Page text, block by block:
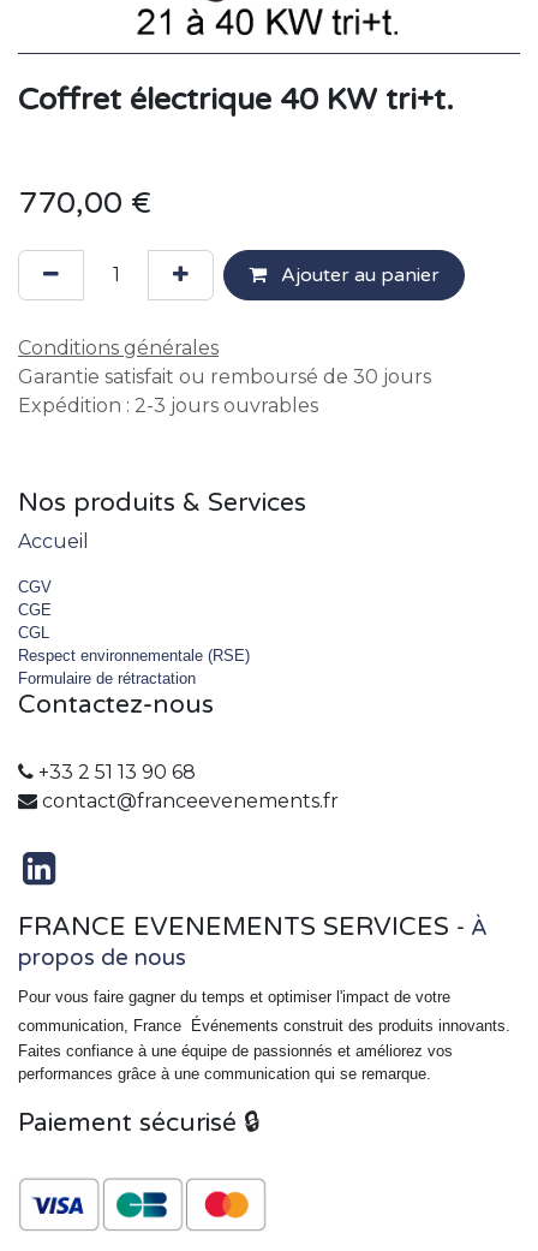
Coffret électrique 40 KW tri+t.
770,00 €
Ajouter au panier
Conditions générales
Garantie satisfait ou remboursé de 30 jours
Expédition : 2-3 jours ouvrables
Nos produits & Services
Accueil
CGV
CGE
CGL
Respect environnementale (RSE)
Formulaire de rétractation
Contactez-nous
+33 2 51 13 90 68
contact@franceevenements.fr
FRANCE EVENEMENTS SERVICES - À
propos de nous
Pour vous faire gagner du temps et optimiser l'impact de votre
communication, France
Événements construit des produits innovants.
Faites confiance à une équipe de passionnés et améliorez vos
performances grâce à une communication qui se remarque.
Paiement sécurisé 🔒